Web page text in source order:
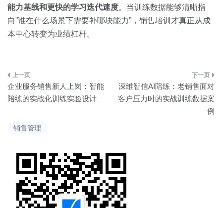
销售管理
能力基线和更快的学习迭代速度。当训练数据能够清晰指
向”谁在什么场景下需要补哪块能力”，销售培训才真正从成
本中心转变为业绩杠杆。
文
章
企业服务销售新人上岗：智能
陪练的实战化训练实验设计
深维智信AI陪练：老销售面对
客户压力时的实战训练数据案
例